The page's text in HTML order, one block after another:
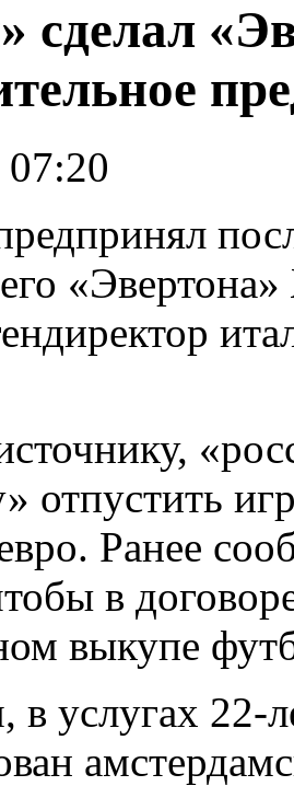
сделал
отпустить
Ранее
в
выкупе
услугах 22-